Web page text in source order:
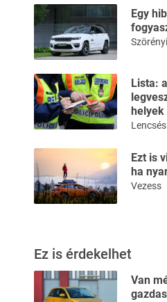
Egy
Lista: a
helyek
Ezt is
ha
Vezess
Ez is érdekelhet
Van